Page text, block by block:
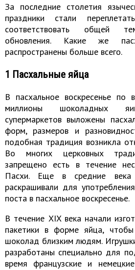
За последние столетия
праздники стали
соответствовать общей
обновления. Какие же
распространены больше всего.
1 Пасхальные яйца
В пасхальное воскресенье по
миллионы шоколадных
супермаркетов выложены
форм, размеров и
подобная традиция возникла
Во многих церковных
запрещено есть в течение
Пасхи. Еще в средние
раскрашивали для
поста в пасхальное воскресенье.
В течение XIX века начали
пакетики в форме яйца,
шоколад близким людям.
разработаны специально для
время французские и